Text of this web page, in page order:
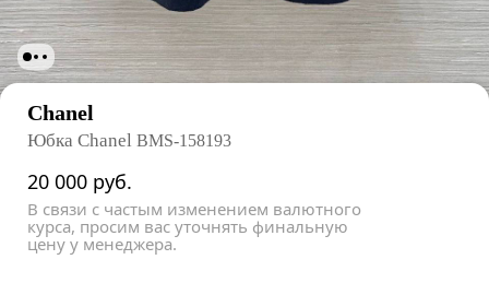
Chanel
Юбка Chanel BMS-158193
20 000 руб.
В связи с частым изменением валютного
курса, просим вас уточнять финальную
цену у менеджера.